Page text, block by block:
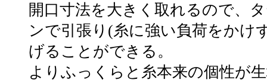
開口寸法を大きく取れるので、
ンで引張り(糸に強い負荷をかけ
げることができる。
よりふっくらと糸本来の個性が